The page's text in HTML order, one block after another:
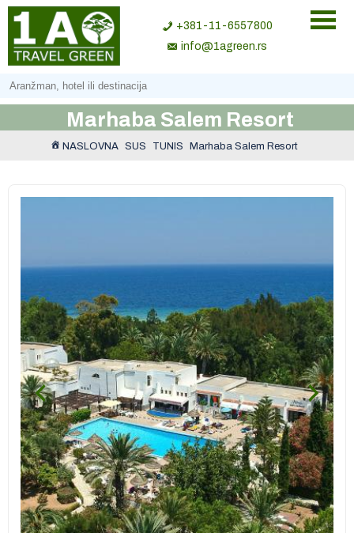
+381-11-6557800
info@1agreen.rs
Marhaba Salem Resort
NASLOVNA SUS TUNIS Marhaba Salem Resort